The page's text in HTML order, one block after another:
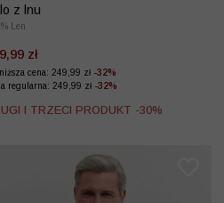
z lnu
Len
zł
cena: 249,99 zł -32%
regularna: 249,99 zł -32%
I TRZECI PRODUKT -30%